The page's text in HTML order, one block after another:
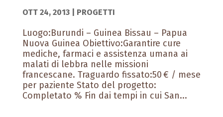
OTT 24, 2013| PROGETTI
Luogo:Burundi – Guinea Bissau – Papua
Nuova Guinea Obiettivo:Garantire cure
mediche, farmaci e assistenza umana ai
malati di lebbra nelle missioni
francescane. Traguardo fissato:50 € / mese
per paziente Stato del progetto:
Completato % Fin dai tempi in cui San...